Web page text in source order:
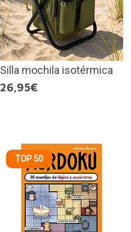
Silla mochila isotérmica
26,95€
TOP 50